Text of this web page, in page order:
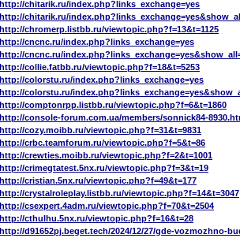
http://chitarik.ru/index.php?links_exchange=yes
http://chitarik.ru/
http://chromerp.listbb.ru/viewtopic.php?f=13&t=1125
http://cncnc.ru/index.php?links_exchange=yes
http://cncnc.ru/
http://collie.fatbb.ru/viewtopic.php?f=18&t=5253
http://colorstu.ru/index.php?links_exchange=yes
http://colorstu.ru/
http://comptonrpp.listbb.ru/viewtopic.php?f=6&t=1860
http://console-forum.com.ua/members/sonnick84-
http://cozy.moibb.ru/viewtopic.php?f=31&t=9831
http://crbc.teamforum.ru/viewtopic.php?f=5&t=86
http://crewties.moibb.ru/viewtopic.php?f=2&t=1001
http://crimegtatest.5nx.ru/viewtopic.php?f=3&t=19
http://cristian.5nx.ru/viewtopic.php?f=49&t=177
http://crystalroleplay.listbb.ru/viewtopic.php?f=14&t=3047
http://csexpert.4adm.ru/viewtopic.php?f=70&t=2504
http://cthulhu.5nx.ru/viewtopic.php?f=16&t=28
http://d91652pj.beget.tech/2024/12/27/gde-vozmozhno-